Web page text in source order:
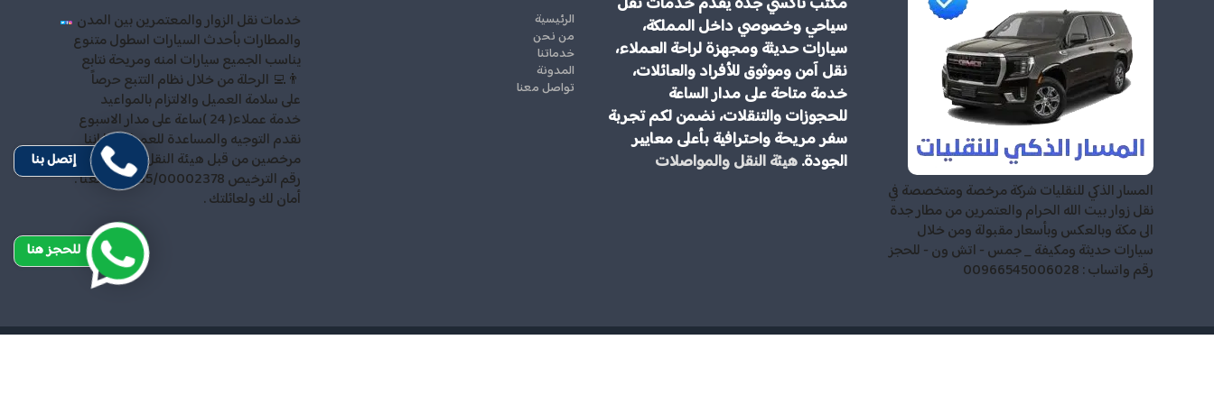
المسار الذكي للنقليات شركة مرخصة ومتخصصة في
نقل زوار بيت الله الحرام والعتمرين من مطار جدة
الى مكة وبالعكس وبأسعار مقبولة ومن خلال
سيارات حديثة ومكيفة _ جمس - اتش ون - للحجز
رقم واتساب : 00966545006028
سياحي وخصوصي داخل المملكة،
سيارات حديثة ومجهزة لراحة العملاء،
نقل آمن وموثوق للأفراد والعائلات،
خدمة متاحة على مدار الساعة
للحجوزات والتنقلات، نضمن لكم تجربة
سفر مريحة واحترافية بأعلى معايير
الجودة.هيئة النقل والمواصلات
الرئيسية
من نحن
خدماتنا
المدونة
تواصل معنا
خدمات نقل الزوار والمعتمرين بين المدن
والمطارات بأحدث السيارات اسطول متنوع
يناسب الجميع سيارات امنه ومريحة نتابع
👨‍💻 الرحلة من خلال نظام التتبع حرصاً
على سلامة العميل والالتزام بالمواعيد
خدمة عملاء( 24 )ساعة على مدار الاسبوع
نقدم التوجيه والمساعدة للعميل كما اننا
مرخصين من قبل هيئة النقل والمواصلات
رقم الترخيص 35/00002378 احجز معنا .
أمان لك ولعائلتك .
إتصل بنا
للحجز هنا